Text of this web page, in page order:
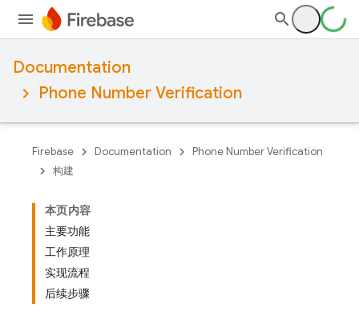
Documentation
Phone Number Verification
Firebase Documentation
Phone Number Verification
构建
本页内容
主要功能
工作原理
实现流程
后续步骤